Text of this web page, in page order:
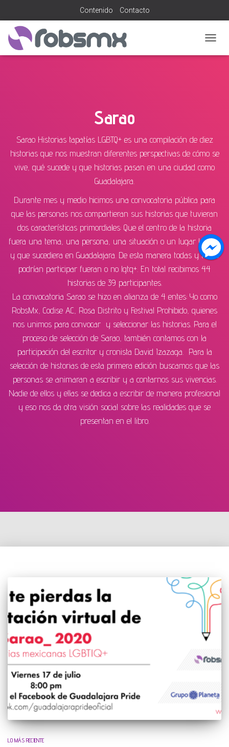
Contenido Contacto
MODO
Sarao
Sarao Historias tapatías LGBTQ+ es una compilación de diez
historias que nos muestran diferentes perspectivas de cómo se
vive, qué sucede y que historias pasan en una ciudad como
Guadalajara.
Durante mes y medio hicimos una convocatoria pública para
que las personas nos compartieran sus historias que tuvieran
dos características primordiales: Que el centro de la historia
fuera una tema, una persona, una situación o un lugar lgbtq+
y que sucediera en Guadalajara. De esta manera todas y todos
podrían participar fueran o no lgtq+. En total recibimos 44
historias de 39 participantes.
La convocatoria Sarao se hizo en alianza de 4 entes: Yo como
RobsMx, Codise AC, Rosa Distrito y Festival Prohibido, quienes
nos unimos para convocar y seleccionar las historias. Para el
proceso de selección de Sarao, también contamos con la
participación del escritor y cronista David Izazaga. Para la
selección de historias de esta primera edición buscamos que las
personas se animaran a escribir y a contarnos sus vivencias.
Nadie de ellos y ellas se dedica a escribir de manera profesional
y eso nos da otra visión social sobre las realidades que se
presentan en el libro.
LO MÁS RECIENTE